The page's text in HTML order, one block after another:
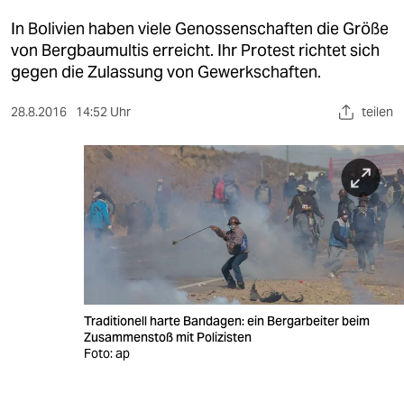
kultur
sport
berlin
In Bolivien haben viele Genossenschaften die Größe
von Bergbaumultis erreicht. Ihr Protest richtet sich
gegen die Zulassung von Gewerkschaften.
28.8.2016 14:52 Uhr teilen
Traditionell harte Bandagen: ein Bergarbeiter beim
Zusammenstoß mit Polizisten
Foto: ap